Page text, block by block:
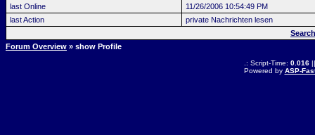
last Online
11/26/2006 10:54:49 PM
last Action
private Nachrichten lesen
Forum Overview » show Profile
.: Script-Time: 0.016||
Powered by ASP-